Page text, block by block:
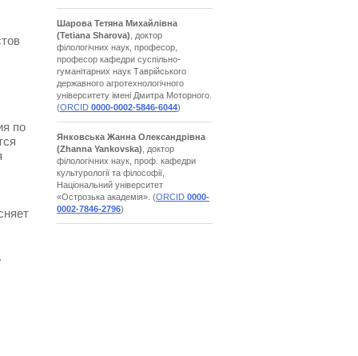
Шарова Тетяна Михайлівна
(Tetiana Sharova) , доктор
філологічних наук, професор,
професор кафедри суспільно-
гуманітарних наук Таврійського
державного агротехнологічного
університету імені Дмитра Моторного.
(ORCID 0000-0002-5846-6044)
Янковська Жанна Олександрівна
(Zhanna Yankovska) , доктор
філологічних наук, проф. кафедри
культурології та філософії,
Національний університет
«Острозька академія». (ORCID 0000-
0002-7846-2796)
по